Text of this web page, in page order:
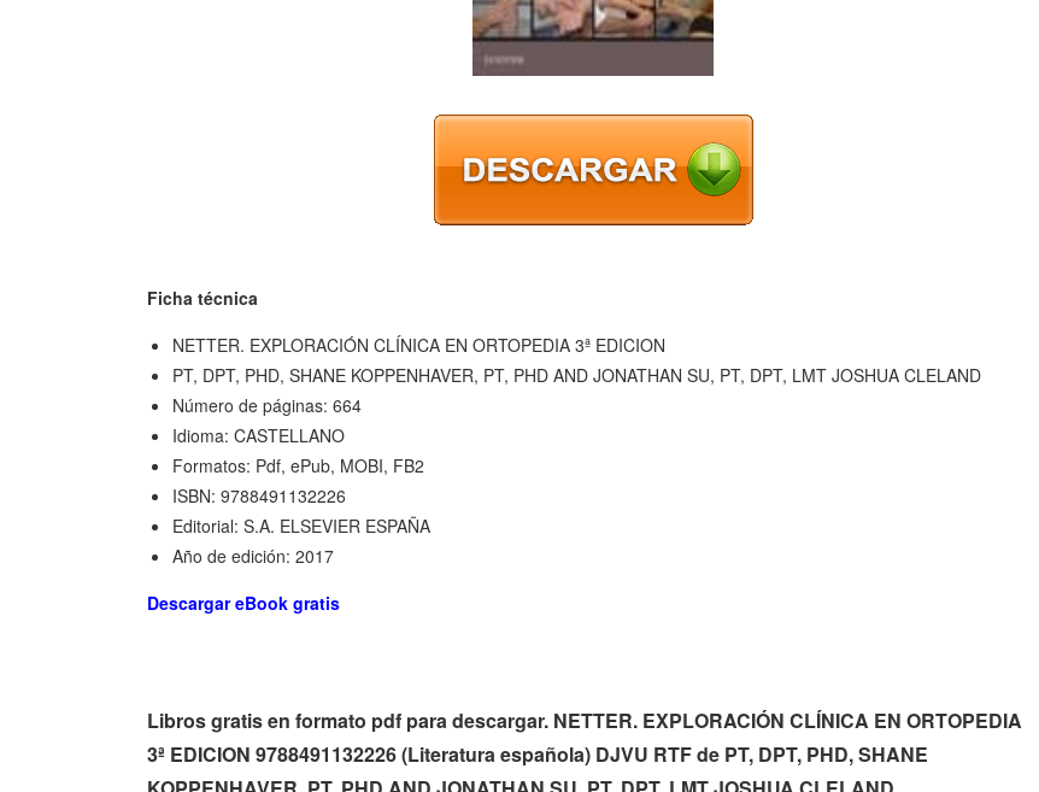
Ficha técnica
NETTER. EXPLORACIÓN CLÍNICA EN ORTOPEDIA 3ª EDICION
PT, DPT, PHD, SHANE KOPPENHAVER, PT, PHD AND JONATHAN SU, PT, DPT, LMT JOSHUA CLELAND
Número de páginas: 664
Idioma: CASTELLANO
Formatos: Pdf, ePub, MOBI, FB2
ISBN: 9788491132226
Editorial: S.A. ELSEVIER ESPAÑA
Año de edición: 2017
Descargar eBook gratis
Libros gratis en formato pdf para descargar. NETTER. EXPLORACIÓN CLÍNICA EN ORTOPEDIA
3ª EDICION 9788491132226 (Literatura española) DJVU RTF de PT, DPT, PHD, SHANE